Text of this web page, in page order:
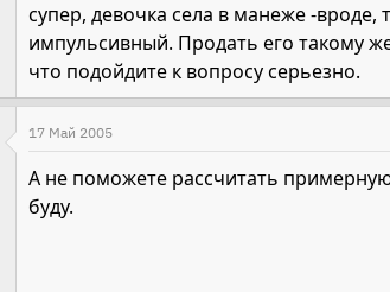
супер, девочка села в манеже -вроде,
импульсивный. Продать его такому
что подойдите к вопросу серьезно.
17 Май 2005
А не поможете рассчитать
буду.